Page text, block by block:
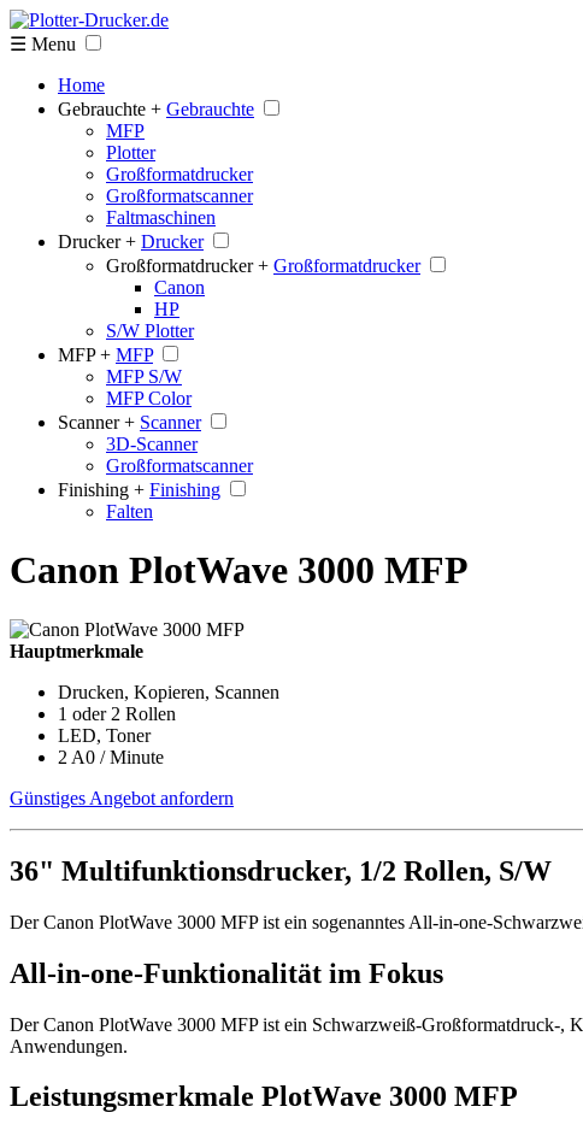
☰ Menu
Home
Gebrauchte + Gebrauchte
MFP
Plotter
Großformatdrucker
Großformatscanner
Faltmaschinen
Drucker + Drucker
Großformatdrucker + Großformatdrucker
Canon
HP
S/W Plotter
MFP + MFP
MFP S/W
MFP Color
Scanner + Scanner
3D-Scanner
Großformatscanner
Finishing + Finishing
Falten
Canon PlotWave 3000 MFP
Hauptmerkmale
Drucken, Kopieren, Scannen
1 oder 2 Rollen
LED, Toner
2 A0 / Minute
Günstiges Angebot anfordern
36" Multifunktionsdrucker, 1/2 Rollen, S/W
Der Canon PlotWave 3000 MFP ist ein sogenanntes All-in-one-
All-in-one-Funktionalität im Fokus
Der Canon PlotWave 3000 MFP ist ein Schwarzweiß-Großformatdruck-,
Anwendungen.
Leistungsmerkmale PlotWave 3000 MFP